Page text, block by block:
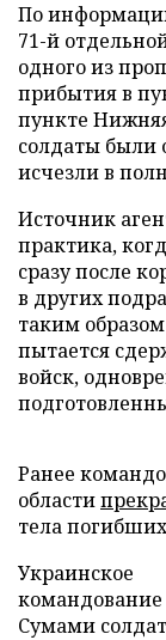
По
71-й
одного из
прибытия в
пункте
солдаты были
исчезли в
Источник
практика,
сразу после
в других
таким
пытается
войск,
Ранее
области
тела
Украинское
командование
Сумами